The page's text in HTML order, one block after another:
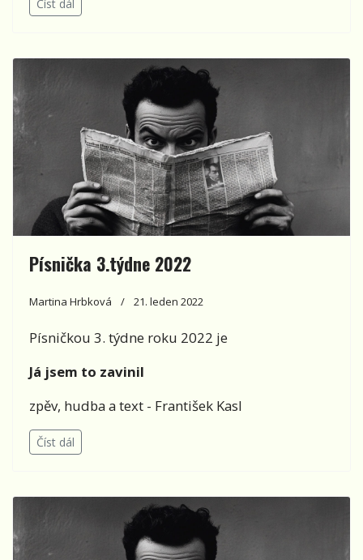
Číst dál
Písnička 3.týdne 2022
Martina Hrbková 21. leden 2022
Písničkou 3. týdne roku 2022 je
Já jsem to zavinil
zpěv, hudba a text - František Kasl
Číst dál